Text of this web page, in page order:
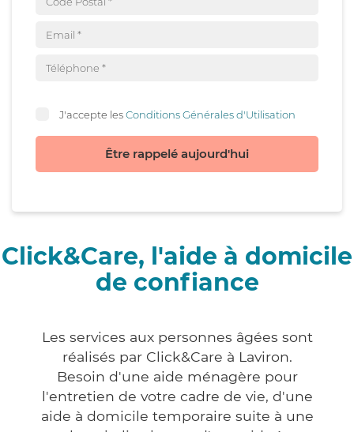
J'accepte lesConditions Générales d'Utilisation
Être rappelé aujourd'hui
Click&Care, l'aide à domicile
de confiance
Les services aux personnes âgées sont
réalisés par Click&Care à Laviron.
Besoin d'une aide ménagère pour
l'entretien de votre cadre de vie, d'une
aide à domicile temporaire suite à une